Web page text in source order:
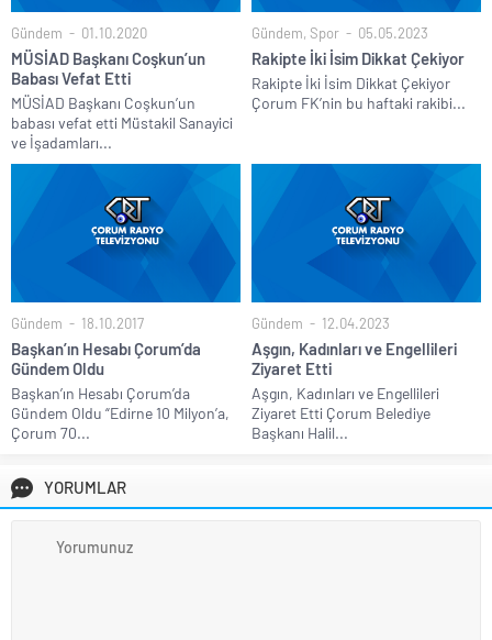
Gündem 01.10.2020
MÜSİAD Başkanı Coşkun’un
Babası Vefat Etti
MÜSİAD Başkanı Coşkun’un
babası vefat etti Müstakil Sanayici
ve İşadamları...
Gündem, Spor 05.05.2023
Rakipte İki İsim Dikkat Çekiyor
Rakipte İki İsim Dikkat Çekiyor
Çorum FK’nin bu haftaki rakibi...
Gündem 18.10.2017
Başkan’ın Hesabı Çorum’da
Gündem Oldu
Başkan’ın Hesabı Çorum’da
Gündem Oldu “Edirne 10 Milyon’a,
Çorum 70...
Gündem 12.04.2023
Aşgın, Kadınları ve Engellileri
Ziyaret Etti
Aşgın, Kadınları ve Engellileri
Ziyaret Etti Çorum Belediye
Başkanı Halil...
YORUMLAR